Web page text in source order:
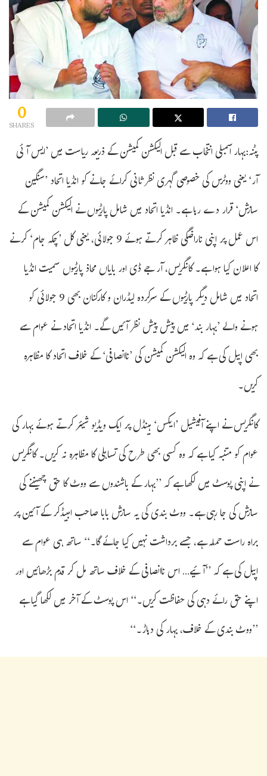
0
SHARES
پٹنہ:بہار اسمبلی انتخاب سے قبل الیکشن کمیشن کے ذریعہ ریاست میں ’ایس آئی
آر‘ یعنی ووٹرس کی خصوصی گہری نظر ثانی کرائے جانے کو انڈیا اتحاد ’سنگین
سازش‘ قرار دے رہا ہے۔ انڈیا اتحاد میں شامل پارٹیوں نے الیکشن کمیشن کے
اس عمل پر اپنی ناراضگی ظاہر کرتے ہوئے 9 جولائی، یعنی کل ’چکہ جام‘ کرنے
کا اعلان کیا ہوا ہے۔ کانگریس، آر جے ڈی اور بایاں محاذ پارٹیوں سمیت انڈیا
اتحاد میں شامل دیگر پارٹیوں کے سرکردہ لیڈران و کارکنان بھی 9 جولائی کو
ہونے والے ’بہار بند‘ میں پیش پیش نظر آئیں گے۔ انڈیا اتحاد نے عوام سے
بھی اپیل کی ہے کہ وہ الیکشن کمیشن کی ’ناانصافی‘ کے خلاف اتحاد کا مظاہرہ
کریں۔
کانگریس نے اپنے آفیشیل ’ایکس‘ ہینڈل پر ایک ویڈیو شیئر کرتے ہوئے بہار کی
عوام کو متنبہ کیا ہے کہ وہ کسی بھی طرح کی تساہلی کا مظاہرہ نہ کریں۔ کانگریس
نے اپنی پوسٹ میں لکھا ہے کہ ’’بہار کے باشندوں سے ووٹ کا حق چھیننے کی
سازش کی جا رہی ہے۔ ووٹ بندی کی یہ سازش بابا صاحب امبیڈکر کے آئین پر
براہ راست حملہ ہے، جسے برداشت نہیں کیا جائے گا۔‘‘ ساتھ ہی عوام سے
اپیل کی ہے کہ ’’آئیے… اس ناانصافی کے خلاف ساتھ مل کر قدم بڑھائیں اور
اپنے حق رائے دہی کی حفاظت کریں۔‘‘ اس پوسٹ کے آخر میں لکھا گیا ہے
’’ووٹ بندی کے خلاف، بہار کی دہاڑ۔‘‘